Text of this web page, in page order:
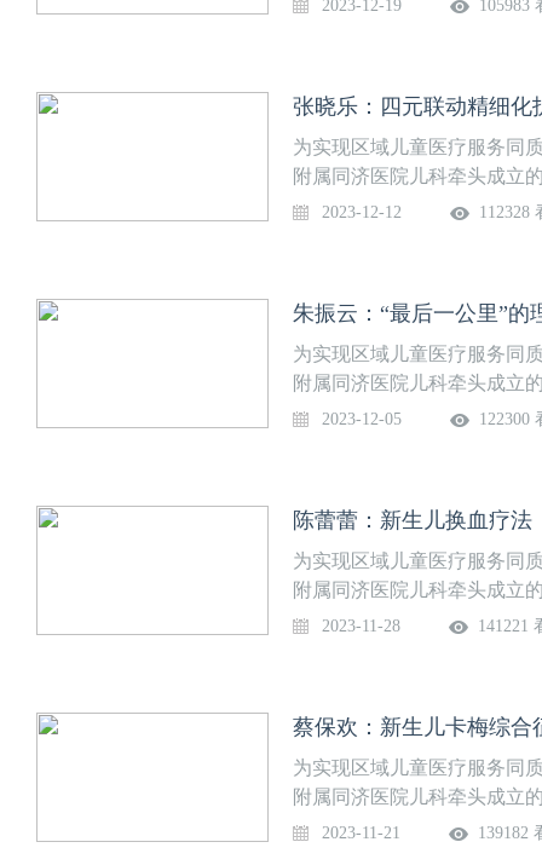
2023-12-19 105983
为实现区域儿童医疗服务同
附属同济医院儿科牵头成立
堂”，每周二晚19:30准时上
2023-12-12 112328
为实现区域儿童医疗服务同
附属同济医院儿科牵头成立
堂”，每周二晚19:30准时上
2023-12-05 122300
陈蕾蕾：新生儿换血疗
为实现区域儿童医疗服务同
附属同济医院儿科牵头成立
堂”，每周二晚19:30准时上
2023-11-28 141221
蔡保欢：新生儿卡梅综合
为实现区域儿童医疗服务同
附属同济医院儿科牵头成立
堂”，每周二晚19:30准时上
2023-11-21 139182